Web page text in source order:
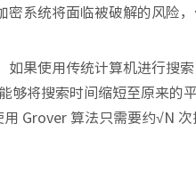
系统将面临被破解的风险
果使用传统计算机进行搜
将搜索时间缩短至原来的
Grover 算法只需要约√N